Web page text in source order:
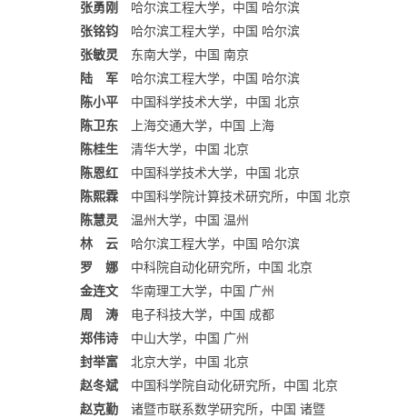
张勇刚
哈尔滨工程大学，中国 哈尔滨
张铭钧 哈尔滨工程大学，中国 哈尔滨
张敏灵 东南大学，中国 南京
陆 军 哈尔滨工程大学，中国 哈尔滨
陈小平 中国科学技术大学，中国 北京
陈卫东 上海交通大学，中国 上海
陈桂生 清华大学，中国 北京
陈恩红 中国科学技术大学，中国 北京
陈熙霖 中国科学院计算技术研究所，中国 北京
陈慧灵 温州大学，中国 温州
林 云 哈尔滨工程大学，中国 哈尔滨
罗 娜 中科院自动化研究所，中国 北京
金连文 华南理工大学，中国 广州
周 涛 电子科技大学，中国 成都
郑伟诗 中山大学，中国 广州
封举富 北京大学，中国 北京
赵冬斌 中国科学院自动化研究所，中国 北京
赵克勤 诸暨市联系数学研究所，中国 诸暨